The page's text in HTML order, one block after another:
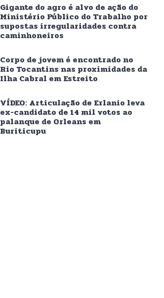
Gigante do agro é alvo de ação do
Ministério Público do Trabalho por
supostas irregularidades contra
caminhoneiros
Corpo de jovem é encontrado no
Rio Tocantins nas proximidades da
Ilha Cabral em Estreito
VÍDEO: Articulação de Erlanio leva
ex-candidato de 14 mil votos ao
palanque de Orleans em
Buriticupu